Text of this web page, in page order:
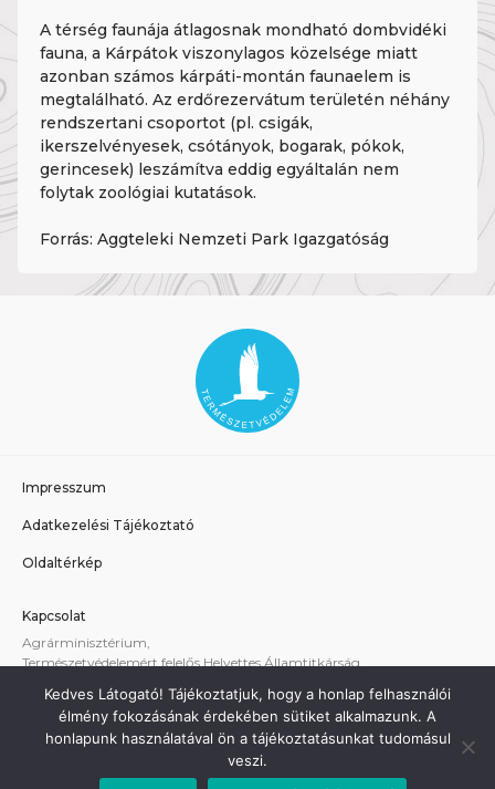
A térség faunája átlagosnak mondható dombvidéki
fauna, a Kárpátok viszonylagos közelsége miatt
azonban számos kárpáti-montán faunaelem is
megtalálható. Az erdőrezervátum területén néhány
rendszertani csoportot (pl. csigák,
ikerszelvényesek, csótányok, bogarak, pókok,
gerincesek) leszámítva eddig egyáltalán nem
folytak zoológiai kutatások.
Forrás: Aggteleki Nemzeti Park Igazgatóság
Impresszum
Adatkezelési Tájékoztató
Oldaltérkép
Kapcsolat
Agrárminisztérium,
Természetvédelemért felelős Helyettes Államtitkárság
A weboldallal kapcsolatos technikai támogatás:
termeszetvedelem@am.gov.hu
Kedves Látogató! Tájékoztatjuk, hogy a honlap felhasználói
élmény fokozásának érdekében sütiket alkalmazunk. A
honlapunk használatával ön a tájékoztatásunkat tudomásul
veszi.